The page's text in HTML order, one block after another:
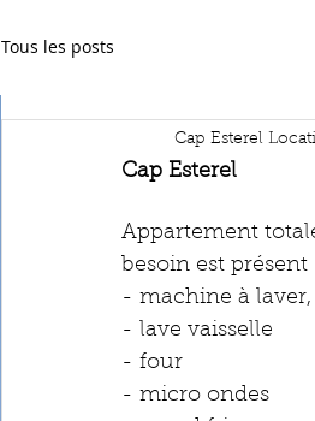
Tous les posts
Cap Esterel
Cap Esterel
Appartement
besoin est présent
- machine à
- lave vaisselle
- four
- micro ondes